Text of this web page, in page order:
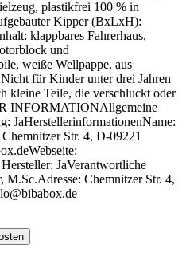
plastikfrei 100 % in
Kipper (BxLxH):
klappbares Fahrerhaus,
und
weiße Wellpappe, aus
für Kinder unter drei Jahren
kleine Teile, die verschluckt oder
INFORMATIONAllgemeine
JaHerstellerinformationenName:
Str. 4, D-09221
JaVerantwortliche
M.Sc.Adresse: Chemnitzer Str. 4,